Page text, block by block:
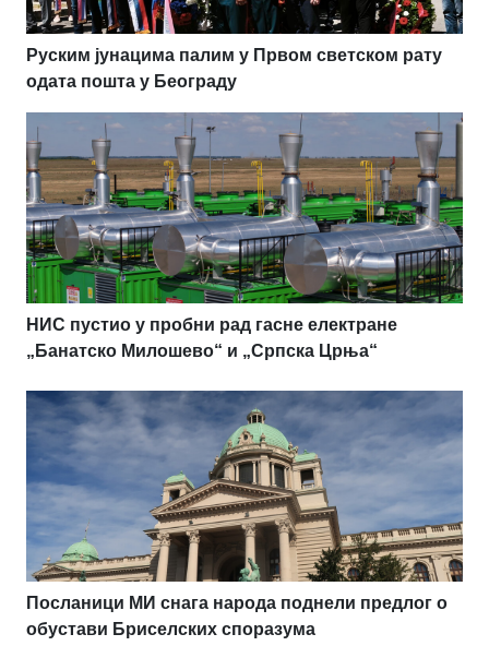
Руским јунацима палим у Првом светском рату
одата пошта у Београду
НИС пустио у пробни рад гасне електране
„Банатско Милошево“ и „Српска Црња“
Посланици МИ снага народа поднели предлог о
обустави Бриселских споразума